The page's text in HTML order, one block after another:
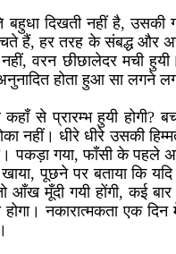
बहुधा दिखती नहीं है,
हैं, हर तरह के संबद्ध और
वरन छीछालेदर मची
होता हुआ सा लगने
कहाँ से प्रारम्भ हुयी
नहीं। धीरे धीरे उसकी
पकड़ा गया, फाँसी के पहले
पूछने पर बताया कि यदि
आँख मूँदी गयी होंगी, कई
होगा। नकारात्मकता एक